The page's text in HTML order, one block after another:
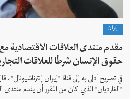
إيران
مقدم منتدى العلاقات
حقوق الإنسان شرطًا للعلاقات
في تصريح أدلى به إلى قناة "إيران إنترناشيونال"،
"الغارديان" الذي كان من المقرر أن يقدم